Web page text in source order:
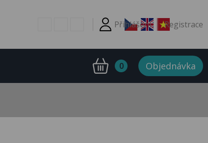
Přihlášení Registrace
0 Objednávka